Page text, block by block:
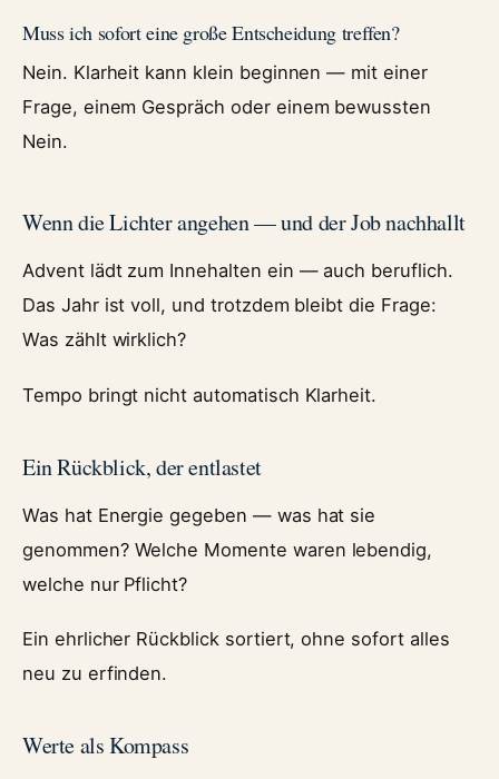
Muss ich sofort eine große Entscheidung treffen?
Nein. Klarheit kann klein beginnen — mit einer
Frage, einem Gespräch oder einem bewussten
Nein.
Wenn die Lichter angehen — und der Job nachhallt
Advent lädt zum Innehalten ein — auch beruflich.
Das Jahr ist voll, und trotzdem bleibt die Frage:
Was zählt wirklich?
Tempo bringt nicht automatisch Klarheit.
Ein Rückblick, der entlastet
Was hat Energie gegeben — was hat sie
genommen? Welche Momente waren lebendig,
welche nur Pflicht?
Ein ehrlicher Rückblick sortiert, ohne sofort alles
neu zu erfinden.
Werte als Kompass